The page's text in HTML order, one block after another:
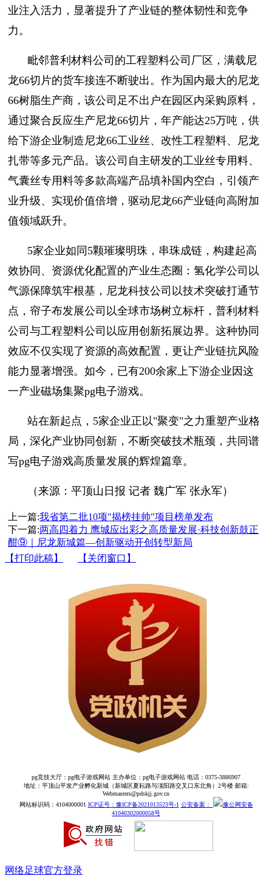
业注入活力，显著提升了产业链的整体韧性和竞争
力。
毗邻普利材料公司的工程塑料公司厂区，满载尼
龙66切片的货车接连不断驶出。作为国内最大的尼龙
66树脂生产商，该公司足不出户在园区内采购原料，
通过聚合反应生产尼龙66切片，年产能达25万吨，供
给下游企业制造尼龙66工业丝、改性工程塑料、尼龙
扎带等多元产品。该公司自主研发的工业丝专用料、
气囊丝专用料等多款高端产品填补国内空白，引领产
业升级、实现价值倍增，驱动尼龙66产业链向高附加
值领域跃升。
5家企业如同5颗璀璨明珠，串珠成链，构建起高
效协同、资源优化配置的产业生态圈：氢化学公司以
气源保障筑牢根基，尼龙科技公司以技术突破打通节
点，帘子布发展公司以全球市场树立标杆，普利材料
公司与工程塑料公司以应用创新拓展边界。这种协同
效应不仅实现了资源的高效配置，更让产业链抗风险
能力显著增强。如今，已有200余家上下游企业因这
一产业磁场集聚pg电子游戏。
站在新起点，5家企业正以"聚变"之力重塑产业格
局，深化产业协同创新，不断突破技术瓶颈，共同谱
写pg电子游戏高质量发展的辉煌篇章。
（来源：平顶山日报 记者 魏广军 张永军）
上一篇:我省第二批10项"揭榜挂帅"项目榜单发布
下一篇:两高四着力 鹰城应出彩之高质量发展·科技创新鼓正
酣⑨｜尼龙新城篇—创新驱动开创转型新局
【打印此稿】
【关闭窗口】
pg竞技大厅：pg电子游戏网站 主办单位：pg电子游戏网站 电话：0375-3886907
地址：平顶山平发产业孵化新城（新城区夏耘路与滍阳路交叉口东北角）2号楼 邮箱:
Webmasters@pdskjj.gov.cn
网站标识码：4104000001 ICP证号：豫ICP备2021013523号-1 公安备案：
豫公网安备
41040302000058号
网络足球官方登录